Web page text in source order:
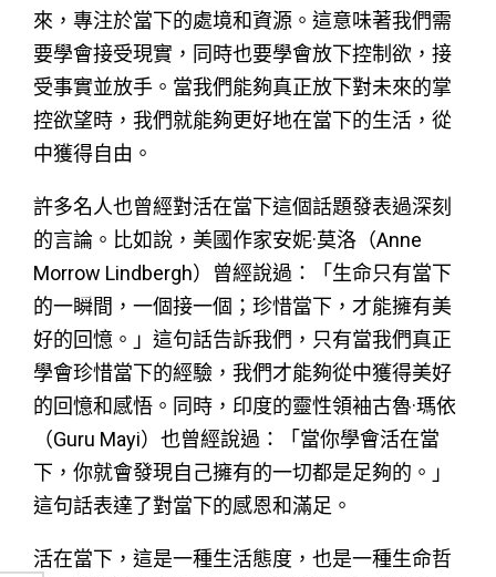
來，專注於當下的處境和資源。這意味著我們需
要學會接受現實，同時也要學會放下控制欲，接
受事實並放手。當我們能夠真正放下對未來的掌
控欲望時，我們就能夠更好地在當下的生活，從
中獲得自由。
許多名人也曾經對活在當下這個話題發表過深刻
的言論。比如說，美國作家安妮·莫洛（Anne
Morrow Lindbergh）曾經說過：「生命只有當下
的一瞬間，一個接一個；珍惜當下，才能擁有美
好的回憶。」這句話告訴我們，只有當我們真正
學會珍惜當下的經驗，我們才能夠從中獲得美好
的回憶和感悟。同時，印度的靈性領袖古魯·瑪依
（Guru Mayi）也曾經說過：「當你學會活在當
下，你就會發現自己擁有的一切都是足夠的。」
這句話表達了對當下的感恩和滿足。
活在當下，這是一種生活態度，也是一種生命哲